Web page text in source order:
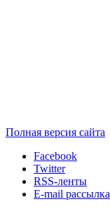
Полная версия сайта
Facebook
Twitter
RSS-ленты
E-mail рассылка